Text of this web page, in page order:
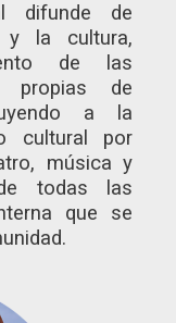
difunde de
y la cultura,
de las
propias de
a la
cultural por
música y
todas las
que se